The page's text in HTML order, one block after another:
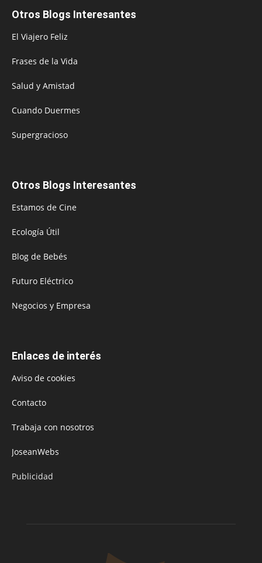
Otros Blogs Interesantes
El Viajero Feliz
Frases de la Vida
Salud y Amistad
Cuando Duermes
Supergracioso
Otros Blogs Interesantes
Estamos de Cine
Ecología Útil
Blog de Bebés
Futuro Eléctrico
Negocios y Empresa
Enlaces de interés
Aviso de cookies
Contacto
Trabaja con nosotros
JoseanWebs
Publicidad